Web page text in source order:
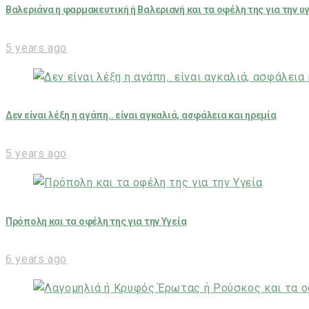
Βαλεριάνα η φαρμακευτική ή Βαλεριανή και τα οφέλη της για την
5 years ago
Δεν είναι λέξη η αγάπη.. είναι αγκαλιά, ασφάλεια και ηρεμία
5 years ago
Πρόπολη και τα οφέλη της για την Υγεία
6 years ago